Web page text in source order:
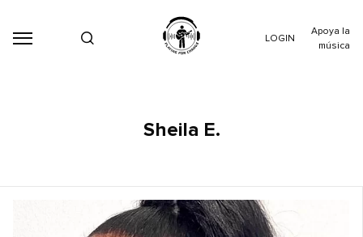
LOGIN
Apoya la
música
Sheila E.